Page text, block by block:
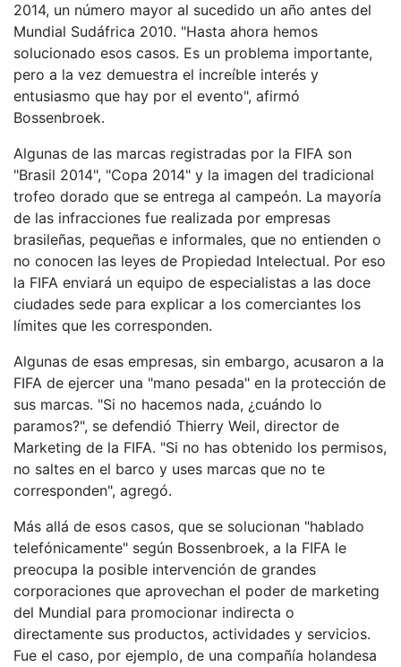
2014, un número mayor al sucedido un año antes del
Mundial Sudáfrica 2010. "Hasta ahora hemos
solucionado esos casos. Es un problema importante,
pero a la vez demuestra el increíble interés y
entusiasmo que hay por el evento", afirmó
Bossenbroek.
Algunas de las marcas registradas por la FIFA son
"Brasil 2014", "Copa 2014" y la imagen del tradicional
trofeo dorado que se entrega al campeón. La mayoría
de las infracciones fue realizada por empresas
brasileñas, pequeñas e informales, que no entienden o
no conocen las leyes de Propiedad Intelectual. Por eso
la FIFA enviará un equipo de especialistas a las doce
ciudades sede para explicar a los comerciantes los
límites que les corresponden.
Algunas de esas empresas, sin embargo, acusaron a la
FIFA de ejercer una "mano pesada" en la protección de
sus marcas. "Si no hacemos nada, ¿cuándo lo
paramos?", se defendió Thierry Weil, director de
Marketing de la FIFA. "Si no has obtenido los permisos,
no saltes en el barco y uses marcas que no te
corresponden", agregó.
Más allá de esos casos, que se solucionan "hablado
telefónicamente" según Bossenbroek, a la FIFA le
preocupa la posible intervención de grandes
corporaciones que aprovechan el poder de marketing
del Mundial para promocionar indirecta o
directamente sus productos, actividades y servicios.
Fue el caso, por ejemplo, de una compañía holandesa